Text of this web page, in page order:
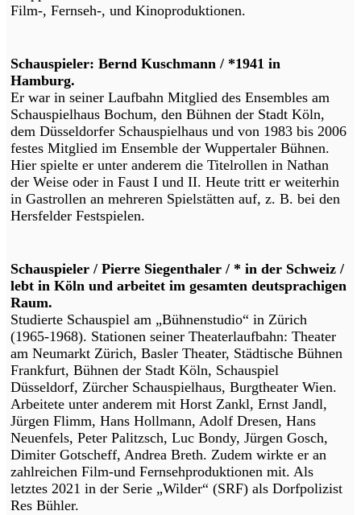
Film-, Fernseh-, und Kinoproduktionen.
Schauspieler: Bernd Kuschmann / *1941 in
Hamburg.
Er war in seiner Laufbahn Mitglied des Ensembles am
Schauspielhaus Bochum, den Bühnen der Stadt Köln,
dem Düsseldorfer Schauspielhaus und von 1983 bis 2006
festes Mitglied im Ensemble der Wuppertaler Bühnen.
Hier spielte er unter anderem die Titelrollen in Nathan
der Weise oder in Faust I und II. Heute tritt er weiterhin
in Gastrollen an mehreren Spielstätten auf, z. B. bei den
Hersfelder Festspielen.
Schauspieler / Pierre Siegenthaler / * in der Schweiz /
lebt in Köln und arbeitet im gesamten deutsprachigen
Raum.
Studierte Schauspiel am „Bühnenstudio“ in Zürich
(1965-1968). Stationen seiner Theaterlaufbahn: Theater
am Neumarkt Zürich, Basler Theater, Städtische Bühnen
Frankfurt, Bühnen der Stadt Köln, Schauspiel
Düsseldorf, Zürcher Schauspielhaus, Burgtheater Wien.
Arbeitete unter anderem mit Horst Zankl, Ernst Jandl,
Jürgen Flimm, Hans Hollmann, Adolf Dresen, Hans
Neuenfels, Peter Palitzsch, Luc Bondy, Jürgen Gosch,
Dimiter Gotscheff, Andrea Breth. Zudem wirkte er an
zahlreichen Film-und Fernsehproduktionen mit. Als
letztes 2021 in der Serie „Wilder“ (SRF) als Dorfpolizist
Res Bühler.